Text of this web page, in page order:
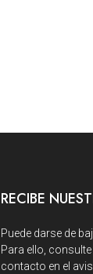
RECIBE
Puede darse de
Para ello,
contacto en el